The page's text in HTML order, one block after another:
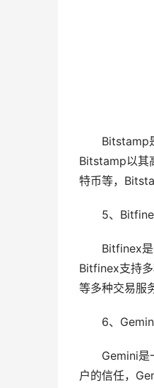
Bitstamp
Bitstamp以其
特币等，
5、
Bitfinex是
Bitfinex支持
等多种交易服
6、
Gemini是
户的信任，